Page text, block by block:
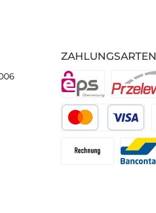
ZAHLUNGSARTEN